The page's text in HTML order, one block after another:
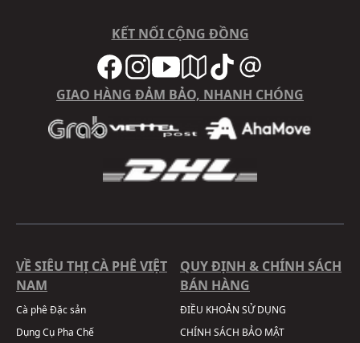
KẾT NỐI CỘNG ĐỒNG
GIAO HÀNG ĐẢM BẢO, NHANH CHÓNG
VỀ SIÊU THỊ CÀ PHÊ VIỆT
NAM
Cà phê Đặc sản
Dụng Cụ Pha Chế
QUY ĐỊNH & CHÍNH SÁCH
BÁN HÀNG
ĐIỀU KHOẢN SỬ DỤNG
CHÍNH SÁCH BẢO MẬT